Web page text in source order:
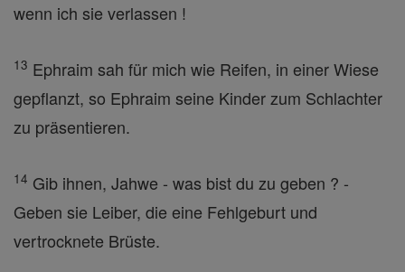
wenn ich sie verlassen !
13 Ephraim sah für mich wie Reifen, in einer Wiese
gepflanzt, so Ephraim seine Kinder zum Schlachter
zu präsentieren.
14 Gib ihnen, Jahwe - was bist du zu geben ? -
Geben sie Leiber, die eine Fehlgeburt und
vertrocknete Brüste.